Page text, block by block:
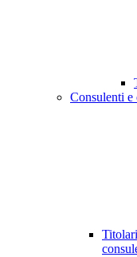
Consulenti e